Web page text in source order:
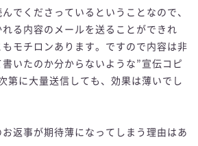
でくださっているということなので、
る内容のメールを送ることができれ
モチロンあります。ですので内容は非
いたのか分からないような”宣伝コピ
第に大量送信しても、効果は薄いでし
返事が期待薄になってしまう理由はあ